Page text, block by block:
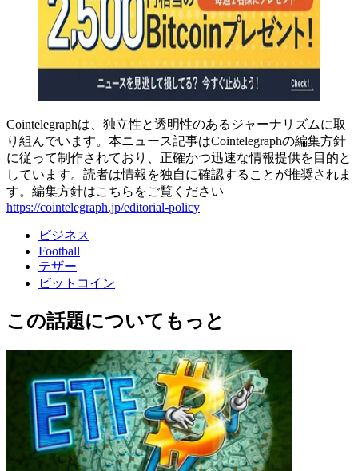
Cointelegraphは、独立性と透明性のあるジャーナリズムに取
り組んでいます。本ニュース記事はCointelegraphの編集方針
に従って制作されており、正確かつ迅速な情報提供を目的と
しています。読者は情報を独自に確認することが推奨されま
す。編集方針はこちらをご覧ください
https://cointelegraph.jp/editorial-policy
ビジネス
Football
テザー
ビットコイン
この話題についてもっと